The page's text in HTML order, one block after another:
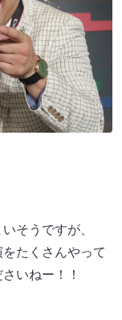
そうですが、
たくさんやって
いねー！！